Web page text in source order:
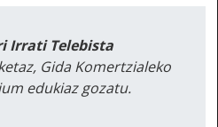
Irrati Telebista
Gida Komertzialeko
edukiaz gozatu.